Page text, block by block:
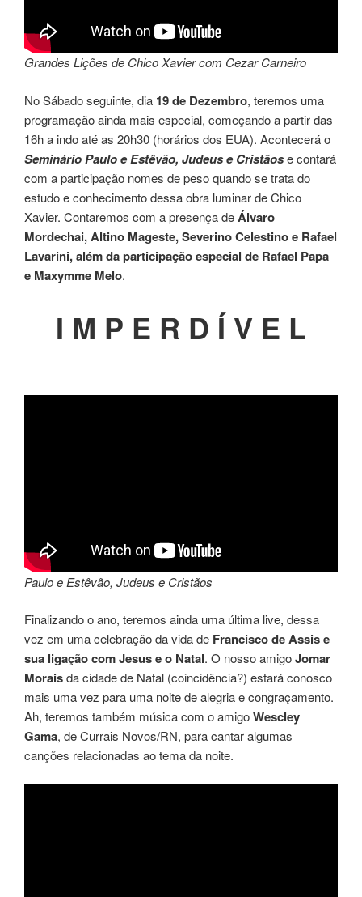
Grandes Lições de Chico Xavier com Cezar Carneiro
No Sábado seguinte, dia 19 de Dezembro, teremos uma
programação ainda mais especial, começando a partir das
16h a indo até as 20h30 (horários dos EUA). Acontecerá o
Seminário Paulo e Estêvão, Judeus e Cristãose contará
com a participação nomes de peso quando se trata do
estudo e conhecimento dessa obra luminar de Chico
Xavier. Contaremos com a presença deÁlvaro
Mordechai, Altino Mageste, Severino Celestino e Rafael
Lavarini, além da participação especial de Rafael Papa
e Maxymme Melo.
I M P E R D Í V E L
Paulo e Estêvão, Judeus e Cristãos
Finalizando o ano, teremos ainda uma última live, dessa
vez em uma celebração da vida de Francisco de Assis e
sua ligação com Jesus e o Natal. O nosso amigoJomar
Moraisda cidade de Natal (coincidência?) estará conosco
mais uma vez para uma noite de alegria e congraçamento.
Ah, teremos também música com o amigoWescley
Gama, de Currais Novos/RN, para cantar algumas
canções relacionadas ao tema da noite.